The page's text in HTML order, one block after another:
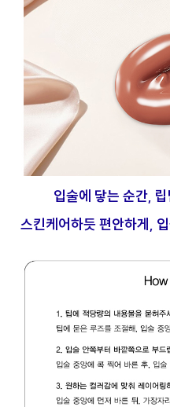
입술에 닿는 순간,
스킨케어하듯 편안하게,